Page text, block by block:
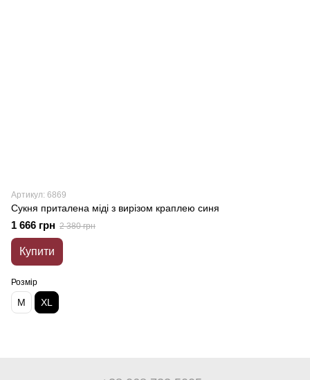
Артикул: 6869
Сукня приталена міді з вирізом краплею синя
1 666 грн 2 380 грн
Купити
Розмір
M XL